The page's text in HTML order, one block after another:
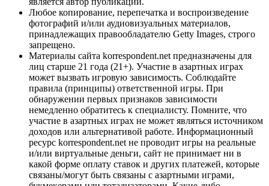
Любое копирование, перепечатка и воспроизведение
фотографий и/или аудиовизуальных материалов,
принадлежащих правообладателю Getty Images, строго
запрещено.
Материалы сайта korrespondent.net предназначены для
лиц старше 21 года (21+). Участие в азартных играх
может вызвать игровую зависимость. Соблюдайте
правила (принципы) ответственной игры. При
обнаружении первых признаков зависимости
немедленно обратитесь к специалисту. Помните, что
участие в азартных играх не может являться источником
доходов или альтернативой работе. Информационный
ресурс korrespondent.net не проводит игры на реальные
и/или виртуальные деньги, сайт не принимает ни в
какой форме оплату ставок и других платежей, которые
связаны/могут быть связаны с азартными играми,